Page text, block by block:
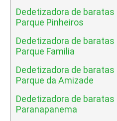
Dedetizadora de baratas
Parque Pinheiros
Dedetizadora de baratas
Parque Familia
Dedetizadora de baratas
Parque da Amizade
Dedetizadora de baratas
Paranapanema